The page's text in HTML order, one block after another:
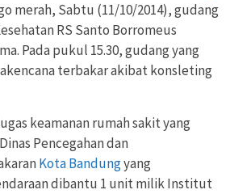
merah, Sabtu (11/10/2014), gudang
RS Santo Borromeus
Pada pukul 15.30, gudang yang
terbakar akibat konsleting
keamanan rumah sakit yang
Pencegahan dan
Kota Bandungyang
dibantu 1 unit milik Institut